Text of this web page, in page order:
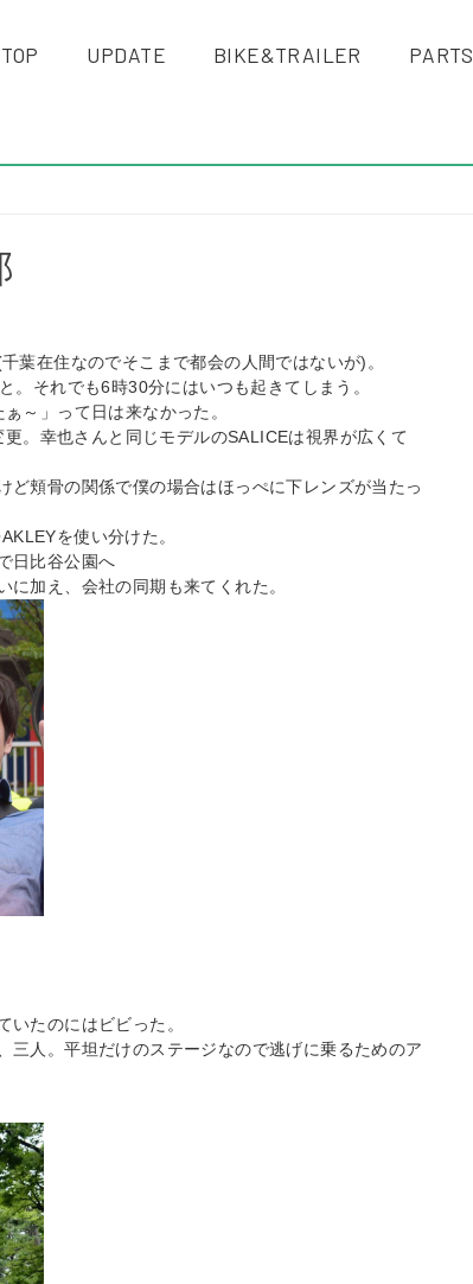
TOP UPDATE BIKE&TRAILER PARTS
葉在住なのでそこまで都会の人間ではないが)。
。それでも6時30分にはいつも起きてしまう。
～」って日は来なかった。
。幸也さんと同じモデルのSALICEは視界が広くて
頬骨の関係で僕の場合はほっぺに下レンズが当たっ
を使い分けた。
日比谷公園へ
加え、会社の同期も来てくれた。
たのにはビビった。
人。平坦だけのステージなので逃げに乗るためのア